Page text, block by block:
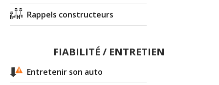
Rappels constructeurs
FIABILITÉ / ENTRETIEN
Entretenir son auto